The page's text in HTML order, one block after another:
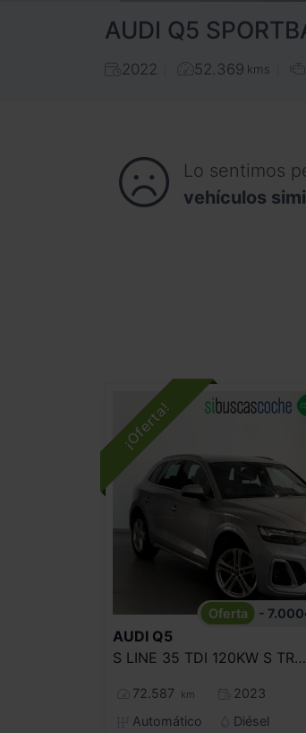
AUDI Q5
2022 52.369 kms
Lo sentimos
vehículos
- 7.000
AUDI Q5
S LINE 35 TDI 120KW S TRONIC
72.587 km
2023
Automático
Diésel